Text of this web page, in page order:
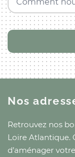
Nos
Retrouvez nos
Loire Atlantique.
d’aménager